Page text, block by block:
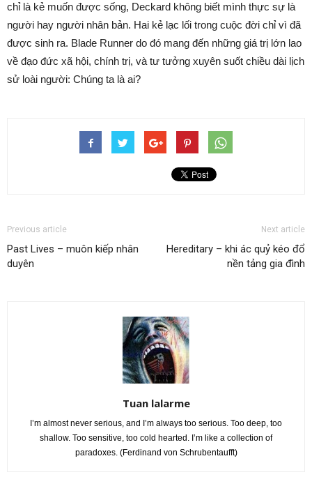
chỉ là kẻ muốn được sống, Deckard không biết mình thực sự là
người hay người nhân bản. Hai kẻ lạc lối trong cuộc đời chỉ vì đã
được sinh ra. Blade Runner do đó mang đến những giá trị lớn lao
về đạo đức xã hội, chính trị, và tư tưởng xuyên suốt chiều dài lịch
sử loài người: Chúng ta là ai?
Previous article
Past Lives – muôn kiếp nhân
duyên
Next article
Hereditary – khi ác quỷ kéo đổ
nền tảng gia đình
Tuan lalarme
I’m almost never serious, and I’m always too serious. Too deep, too
shallow. Too sensitive, too cold hearted. I’m like a collection of
paradoxes. (Ferdinand von Schrubentaufft)